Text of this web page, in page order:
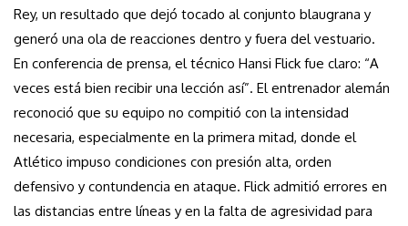
Rey, un resultado que dejó tocado al conjunto blaugrana y
generó una ola de reacciones dentro y fuera del vestuario.
En conferencia de prensa, el técnico Hansi Flick fue claro: “A
veces está bien recibir una lección así”. El entrenador alemán
reconoció que su equipo no compitió con la intensidad
necesaria, especialmente en la primera mitad, donde el
Atlético impuso condiciones con presión alta, orden
defensivo y contundencia en ataque. Flick admitió errores en
las distancias entre líneas y en la falta de agresividad para